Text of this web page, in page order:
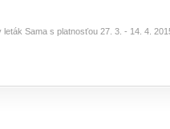
leták Sama s platnosťou 27. 3. - 14. 4.